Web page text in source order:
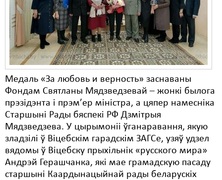
Медаль «За любовь и верность» заснаваны
Фондам Святланы Мядзведзевай – жонкі былога
прэзідэнта і прэм’ер міністра, а цяпер намесніка
Старшыні Рады бяспекі РФ Дзмітрыя
Мядзведзева. У цырымоніі ўганаравання, якую
зладзілі ў Віцебскім гарадскім ЗАГСе, узяў удзел
вядомы ў Віцебску прыхільнік «русского мира»
Андрэй Герашчанка, які мае грамадскую пасаду
старшыні Каардынацыйнай рады беларускіх